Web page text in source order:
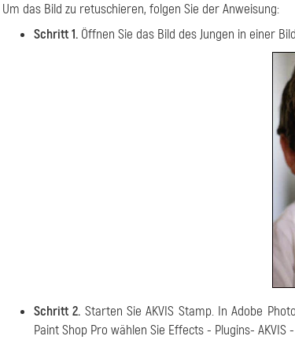
Um das Bild zu retuschieren, folgen Sie der Anweisung:
Schritt 1. Öffnen Sie das Bild des Jungen in einer
Schritt 2. Starten SieAKVIS Stamp. In Adobe
Paint Shop Pro wählen Sie Effects - Plugins- AKVIS